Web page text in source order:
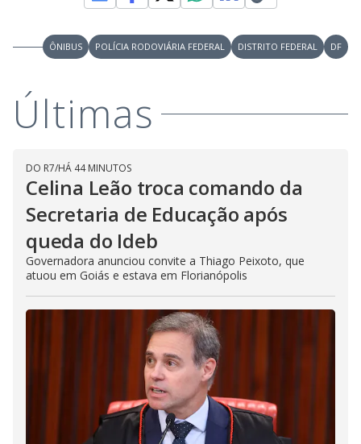
i
d
e
o
ÔNIBUS POLÍCIA RODOVIÁRIA FEDERAL DISTRITO FEDERAL DF
Últimas
DO R7/HÁ 44 MINUTOS
Celina Leão troca comando da
Secretaria de Educação após
queda do Ideb
Governadora anunciou convite a Thiago Peixoto, que
atuou em Goiás e estava em Florianópolis